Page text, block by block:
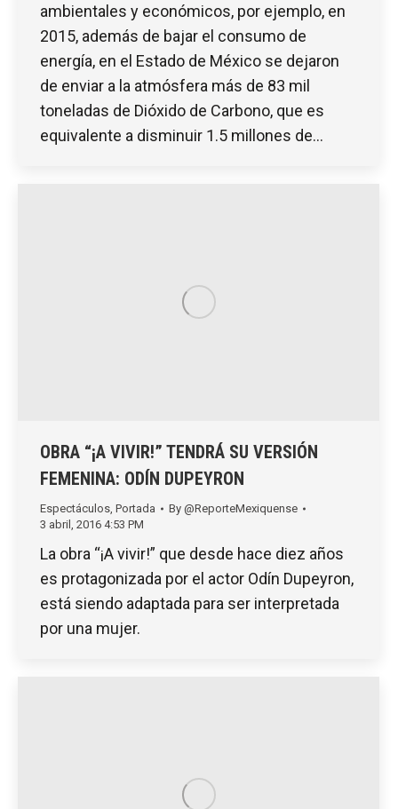
ambientales y económicos, por ejemplo, en
2015, además de bajar el consumo de
energía, en el Estado de México se dejaron
de enviar a la atmósfera más de 83 mil
toneladas de Dióxido de Carbono, que es
equivalente a disminuir 1.5 millones de…
OBRA “¡A VIVIR!” TENDRÁ SU VERSIÓN
FEMENINA: ODÍN DUPEYRON
Espectáculos Portada By @ReporteMexiquense
3 abril, 2016 4:53 PM
La obra “¡A vivir!” que desde hace diez años
es protagonizada por el actor Odín Dupeyron,
está siendo adaptada para ser interpretada
por una mujer.